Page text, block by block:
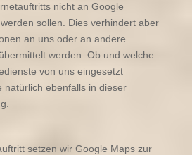
nicht an Google
sollen. Dies verhindert aber
an uns oder an andere
werden. Ob und welche
von uns eingesetzt
natürlich ebenfalls in dieser
setzen wir Google Maps zur